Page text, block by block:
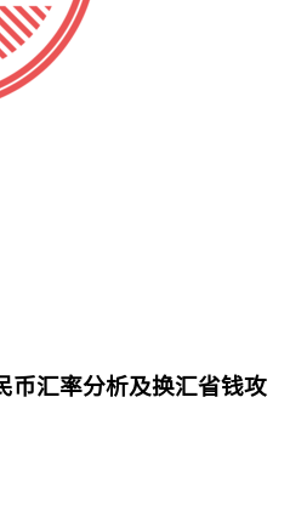
币汇率分析及换汇省钱攻